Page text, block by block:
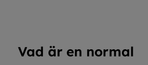
Vad är en normal